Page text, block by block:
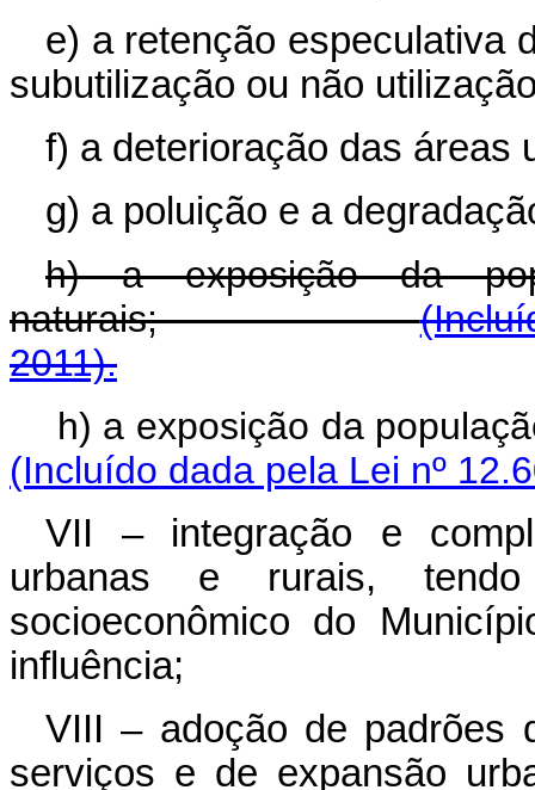
e) a retenção especulativa
subutilização ou não
f) a deterioração das áreas
g) a poluição e a
h) a exposição da
naturais;
2011).
h) a exposição da
(Incluído dada pela Lei nº
VII – integração e
urbanas e rurais,
socioeconômico do
influência;
VIII – adoção de padrões
serviços e de expansão